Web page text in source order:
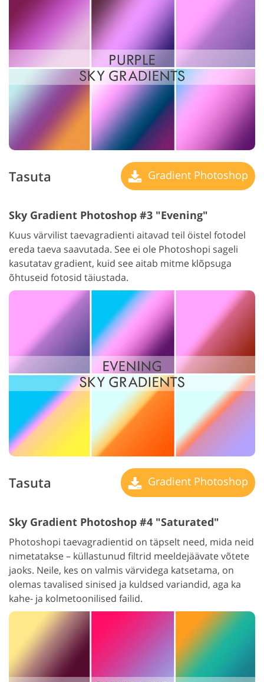
Tasuta Gradient Photoshop
Sky Gradient Photoshop #3 "Evening"
Kuus värvilist taevagradienti aitavad teil öistel fotodel
ereda taeva saavutada. See ei ole Photoshopi sageli
kasutatav gradient, kuid see aitab mitme klõpsuga
õhtuseid fotosid täiustada.
Tasuta Gradient Photoshop
Sky Gradient Photoshop #4 "Saturated"
Photoshopi taevagradientid on täpselt need, mida neid
nimetatakse – küllastunud filtrid meeldejäävate võtete
jaoks. Neile, kes on valmis värvidega katsetama, on
olemas tavalised sinised ja kuldsed variandid, aga ka
kahe- ja kolmetoonilised failid.